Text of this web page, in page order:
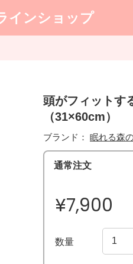
インショップ
頭がフィットす
（31×60cm）
ブランド： 眠れる森
通常注文
¥7,900
数量